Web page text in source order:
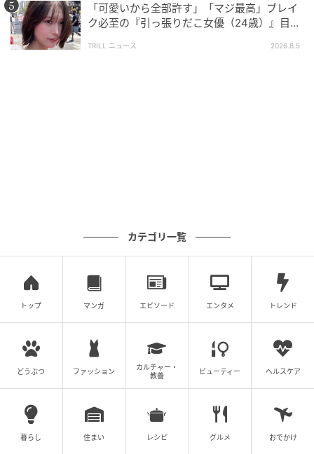
「可愛いから全部許す」「マジ最高」ブレイ
ク必至の『引っ張りだこ女優（24歳）』目が
TRILL ニュース 2026.8.5
カテゴリ一覧
トップ マンガ エピソード エンタメ トレンド
どうぶつ ファッション
カルチャー・
教養
ビューティー ヘルスケア
暮らし 住まい レシピ グルメ おでかけ